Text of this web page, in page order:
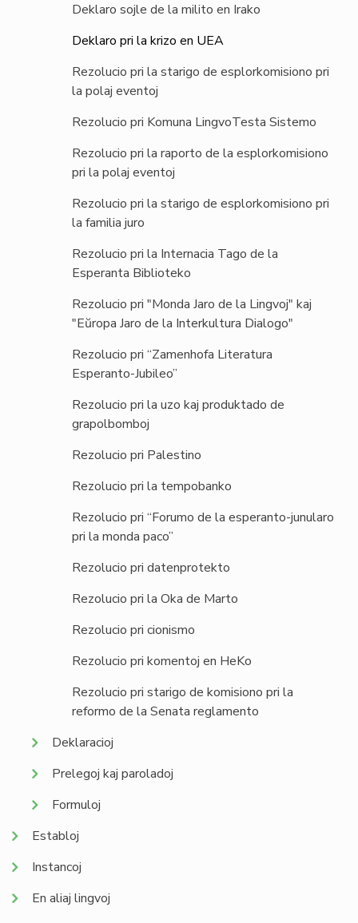
Deklaro sojle de la milito en Irako
Deklaro pri la krizo en UEA
Rezolucio pri la starigo de esplorkomisiono pri
la polaj eventoj
Rezolucio pri Komuna LingvoTesta Sistemo
Rezolucio pri la raporto de la esplorkomisiono
pri la polaj eventoj
Rezolucio pri la starigo de esplorkomisiono pri
la familia juro
Rezolucio pri la Internacia Tago de la
Esperanta Biblioteko
Rezolucio pri "Monda Jaro de la Lingvoj" kaj
"Eŭropa Jaro de la Interkultura Dialogo"
Rezolucio pri “Zamenhofa Literatura
Esperanto-Jubileo”
Rezolucio pri la uzo kaj produktado de
grapolbomboj
Rezolucio pri Palestino
Rezolucio pri la tempobanko
Rezolucio pri “Forumo de la esperanto-junularo
pri la monda paco”
Rezolucio pri datenprotekto
Rezolucio pri la Oka de Marto
Rezolucio pri cionismo
Rezolucio pri komentoj en HeKo
Rezolucio pri starigo de komisiono pri la
reformo de la Senata reglamento
Deklaracioj
Prelegoj kaj paroladoj
Formuloj
Establoj
Instancoj
En aliaj lingvoj